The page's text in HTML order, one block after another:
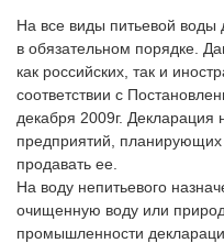
На все виды питьевой
в обязательном порядке.
как российских, так и
соответствии с
декабря 2009г. Декларация
предприятий, планирующих
продавать ее.
На воду непитьевого
очищенную воду или
промышленности